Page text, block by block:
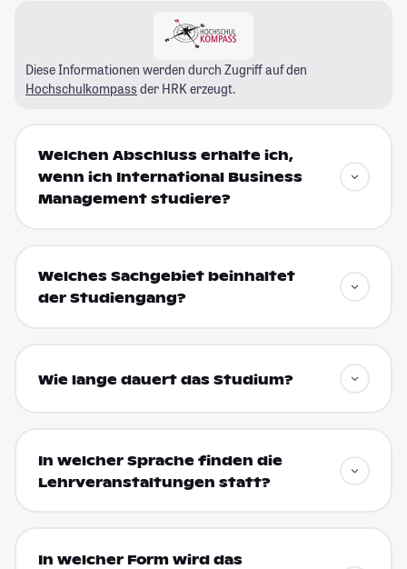
Diese Informationen werden durch Zugriff auf den
Hochschulkompass der HRK erzeugt.
Welchen Abschluss erhalte ich,
wenn ich International Business
Management studiere?
Welches Sachgebiet beinhaltet
der Studiengang?
Wie lange dauert das Studium?
In welcher Sprache finden die
Lehrveranstaltungen statt?
In welcher Form wird das